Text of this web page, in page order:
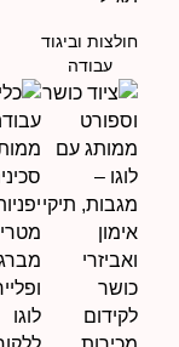
חולצות וביגוד
עבודה